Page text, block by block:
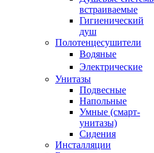
встраиваемые
Гигиенический
душ
Полотенцесушители
ㅤВодяные
ㅤЭлектрические
Унитазы
Подвесные
Напольные
Умные (смарт-
унитазы)
Сидения
Инсталляции